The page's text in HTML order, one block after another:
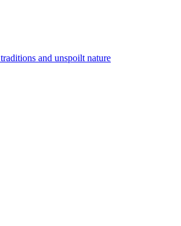
and unspoilt nature